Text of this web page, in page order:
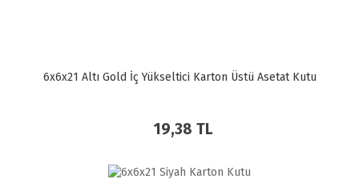
6x6x21 Altı Gold İç Yükseltici Karton Üstü Asetat Kutu
19,38 TL